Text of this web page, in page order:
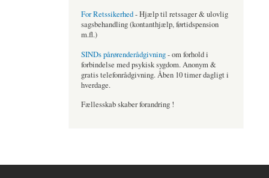
For Retssikerhed- Hjælp til retssager & ulovlig
sagsbehandling (kontanthjælp, førtidspension
m.fl.)
SINDs pårørenderådgivning- om forhold i
forbindelse med psykisk sygdom. Anonym &
gratis telefonrådgivning. Åben 10 timer dagligt i
hverdage.
Fællesskab skaber forandring !